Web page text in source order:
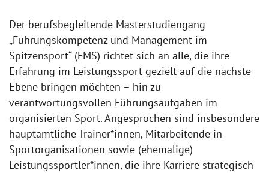
Der berufsbegleitende Masterstudiengang
„Führungskompetenz und Management im
Spitzensport“ (FMS) richtet sich an alle, die ihre
Erfahrung im Leistungssport gezielt auf die nächste
Ebene bringen möchten – hin zu
verantwortungsvollen Führungsaufgaben im
organisierten Sport. Angesprochen sind insbesondere
hauptamtliche Trainer*innen, Mitarbeitende in
Sportorganisationen sowie (ehemalige)
Leistungssportler*innen, die ihre Karriere strategisch